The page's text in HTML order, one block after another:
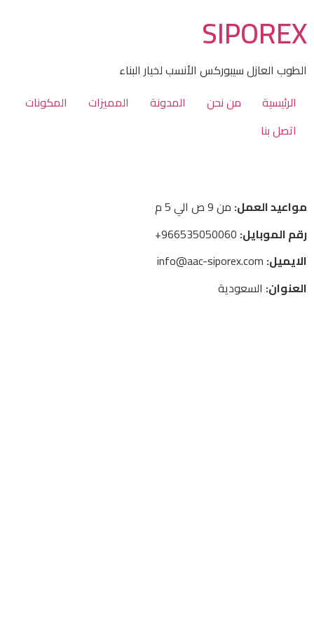
SIPOREX
الطوب العازل سيبوركس الأنسب لخيار البناء
الرئيسية
من نحن المدونة المميزات
المكونات
اتصل بنا
مواعيد العمل: من 9 ص الي 5 م
رقم الموبايل:
الايميل:
العنوان: السعودية